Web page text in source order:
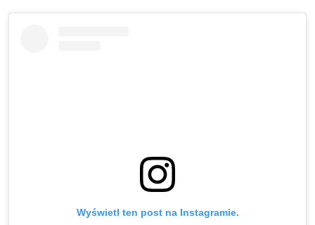
Wyświetl ten post na Instagramie.